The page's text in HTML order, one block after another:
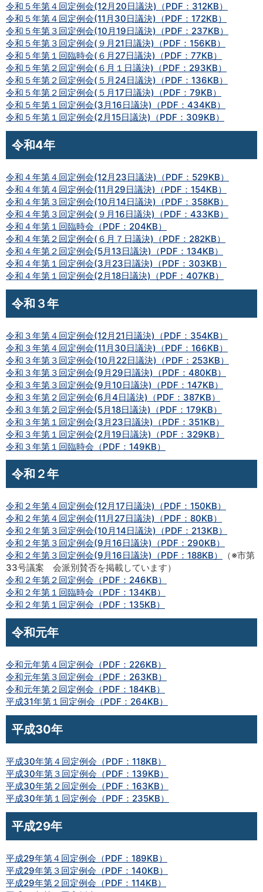
令和５年第４回定例会(12月20日議決)（PDF：312KB）
令和５年第４回定例会(11月30日議決)（PDF：172KB）
令和５年第３回定例会(10月19日議決)（PDF：237KB）
令和５年第３回定例会(９月21日議決)（PDF：156KB）
令和５年第１回臨時会(６月27日議決)（PDF：77KB）
令和５年第２回定例会(６月１日議決)（PDF：293KB）
令和５年第２回定例会(５月24日議決)（PDF：136KB）
令和５年第２回定例会(５月17日議決)（PDF：79KB）
令和５年第１回定例会(3月16日議決)（PDF：434KB）
令和５年第１回定例会(2月15日議決)（PDF：309KB）
令和4年
令和４年第４回定例会(12月23日議決)（PDF：529KB）
令和４年第４回定例会(11月29日議決)（PDF：154KB）
令和４年第３回定例会(10月14日議決)（PDF：358KB）
令和４年第３回定例会(９月16日議決)（PDF：433KB）
令和４年第１回臨時会（PDF：204KB）
令和４年第２回定例会(６月７日議決)（PDF：282KB）
令和４年第２回定例会(5月13日議決)（PDF：134KB）
令和４年第１回定例会(3月23日議決)（PDF：303KB）
令和４年第１回定例会(2月18日議決)（PDF：407KB）
令和３年
令和３年第４回定例会(12月21日議決)（PDF：354KB）
令和３年第４回定例会(11月30日議決)（PDF：166KB）
令和３年第３回定例会(10月22日議決)（PDF：253KB）
令和３年第３回定例会(9月29日議決)（PDF：480KB）
令和３年第３回定例会(9月10日議決)（PDF：147KB）
令和３年第２回定例会(6月4日議決)（PDF：387KB）
令和３年第２回定例会(5月18日議決)（PDF：179KB）
令和３年第１回定例会(3月23日議決)（PDF：351KB）
令和３年第１回定例会(2月19日議決)（PDF：329KB）
令和３年第１回臨時会（PDF：149KB）
令和２年
令和２年第４回定例会(12月17日議決)（PDF：150KB）
令和２年第４回定例会(11月27日議決)（PDF：80KB）
令和２年第３回定例会(10月14日議決)（PDF：213KB）
令和２年第３回定例会(9月16日議決)（PDF：290KB）
令和２年第３回定例会(9月16日議決)（PDF：188KB）
（※市第
33号議案 会派別賛否を掲載しています）
令和２年第２回定例会（PDF：246KB）
令和２年第１回臨時会（PDF：134KB）
令和２年第１回定例会（PDF：135KB）
令和元年
令和元年第４回定例会（PDF：226KB）
令和元年第３回定例会（PDF：263KB）
令和元年第２回定例会（PDF：184KB）
平成31年第１回定例会（PDF：264KB）
平成30年
平成30年第４回定例会（PDF：118KB）
平成30年第３回定例会（PDF：139KB）
平成30年第２回定例会（PDF：163KB）
平成30年第１回定例会（PDF：235KB）
平成29年
平成29年第４回定例会（PDF：189KB）
平成29年第３回定例会（PDF：140KB）
平成29年第２回定例会（PDF：114KB）